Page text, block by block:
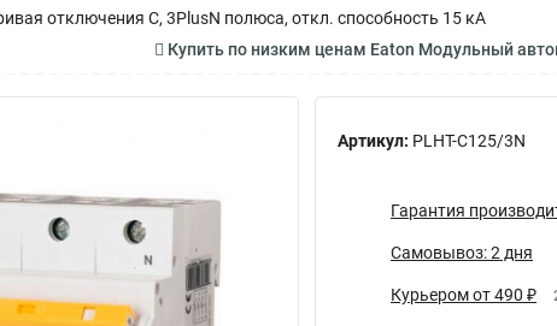
отключения С, 3PlusN полюса, откл. способность 15 кА
Купить по низким ценам Eaton Модульный
Артикул: PLHT-C125/3N
Гарантия
Самовывоз: 2 дня
Курьером от 490 ₽